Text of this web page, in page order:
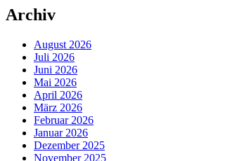
Archiv
August 2026
Juli 2026
Juni 2026
Mai 2026
April 2026
März 2026
Februar 2026
Januar 2026
Dezember 2025
November 2025